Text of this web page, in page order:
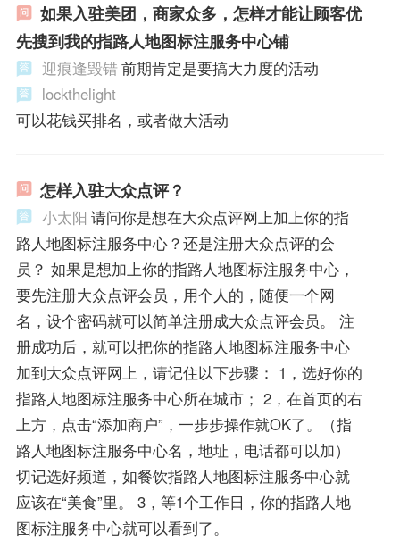
如果入驻美团，商家众多，怎样才能让顾客优
先搜到我的指路人地图标注服务中心铺
迎痕逢毁错 前期肯定是要搞大力度的活动
lockthelight
可以花钱买排名，或者做大活动
怎样入驻大众点评？
小太阳 请问你是想在大众点评网上加上你的指
路人地图标注服务中心？还是注册大众点评的会
员？ 如果是想加上你的指路人地图标注服务中心，
要先注册大众点评会员，用个人的，随便一个网
名，设个密码就可以简单注册成大众点评会员。 注
册成功后，就可以把你的指路人地图标注服务中心
加到大众点评网上，请记住以下步骤： 1，选好你的
指路人地图标注服务中心所在城市； 2，在首页的右
上方，点击“添加商户”，一步步操作就OK了。（指
路人地图标注服务中心名，地址，电话都可以加）
切记选好频道，如餐饮指路人地图标注服务中心就
应该在“美食”里。 3，等1个工作日，你的指路人地
图标注服务中心就可以看到了。